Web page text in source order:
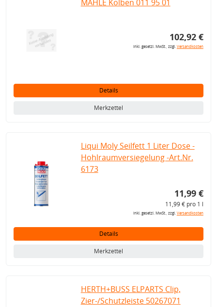
MAHLE Kolben 011 95 01
102,92 €
inkl. gesetzl. MwSt., zzgl.Versandkosten
Details
Merkzettel
Liqui Moly Seilfett 1 Liter Dose -
Hohlraumversiegelung -Art.Nr.
6173
11,99 €
11,99 € pro 1 l
inkl. gesetzl. MwSt., zzgl.Versandkosten
Details
Merkzettel
HERTH+BUSS ELPARTS Clip,
Zier-/Schutzleiste 50267071